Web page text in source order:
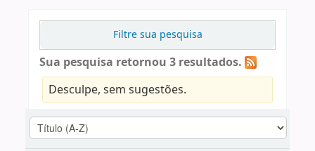
Filtre sua pesquisa
Sua pesquisa retornou 3 resultados.
Desculpe, sem sugestões.